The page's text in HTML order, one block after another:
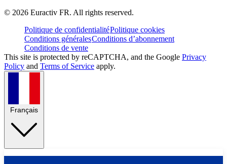
© 2026 Euractiv FR. All rights reserved.
Politique de confidentialitéPolitique cookies
Conditions généralesConditions d’abonnement
Conditions de vente
This site is protected by reCAPTCHA, and the Google Privacy
Policy and Terms of Service apply.
Français